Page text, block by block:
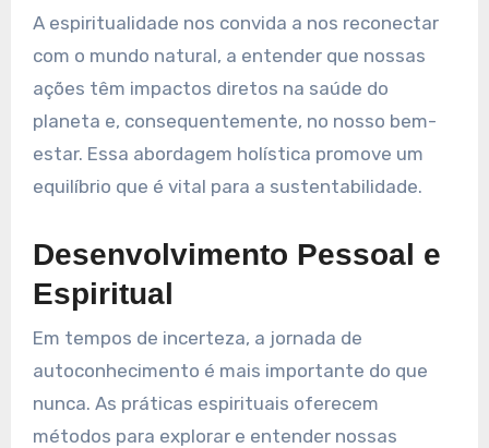
A espiritualidade nos convida a nos reconectar
com o mundo natural, a entender que nossas
ações têm impactos diretos na saúde do
planeta e, consequentemente, no nosso bem-
estar. Essa abordagem holística promove um
equilíbrio que é vital para a sustentabilidade.
Desenvolvimento Pessoal e
Espiritual
Em tempos de incerteza, a jornada de
autoconhecimento é mais importante do que
nunca. As práticas espirituais oferecem
métodos para explorar e entender nossas